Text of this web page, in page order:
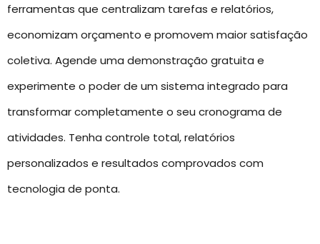
ferramentas que centralizam tarefas e relatórios,
economizam orçamento e promovem maior satisfação
coletiva. Agende uma demonstração gratuita e
experimente o poder de um sistema integrado para
transformar completamente o seu cronograma de
atividades. Tenha controle total, relatórios
personalizados e resultados comprovados com
tecnologia de ponta.